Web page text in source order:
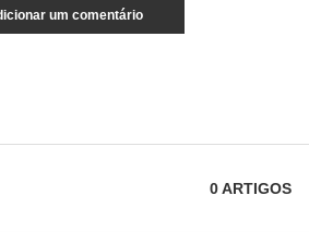
um comentário
0ARTIGOS